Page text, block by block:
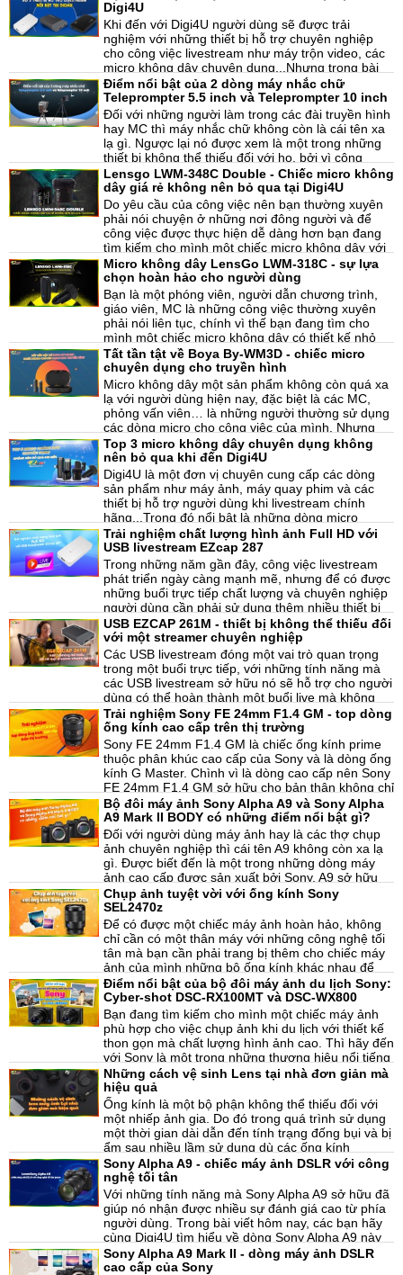
micro, capture video...ngoài những thiết bị trên còn
có bàn trộn hình ảnh, một trong những trợ thủ đắc
lực tại những buổi live chuyên nghiệp. Trong hôm
nay chúng tôi muốn giới thiệu đến người dùng
chiếc bàn trộn Feelworld livepro L1.
20-08-2021, 10:25 am
Digi4U
Khi đến với Digi4U người dùng sẽ được trải
nghiệm với những thiết bị hỗ trợ chuyên nghiệp
cho công việc livestream như máy trộn video, các
micro không dây chuyên dụng...Nhưng trong bài
viết hôm nay chúng ta sẽ tìm hiểu về USB
livestream một trong những thiết bị không thể thiếu
đối với các streamer chuyên nghiệp. Và bộ 3 sản
phẩm hàng đầu tại Digi4U có gì đặc biệt.
18-08-2021, 2:59 pm
Điểm nổi bật của 2 dòng máy nhắc chữ
Teleprompter 5.5 inch và Teleprompter 10 inch
Đối với những người làm trong các đài truyền hình
hay MC thì máy nhắc chữ không còn là cái tên xa
lạ gì. Ngược lại nó được xem là một trong những
thiết bị không thể thiếu đối với họ, bởi vì công
dụng của máy nhắc chữ không chỉ giúp họ không
nhất thiết bị học thuộc làu những văn bản và tiết
kiệm được thời gian cho bản thân. Nên trong bài
viết hôm nay, chúng ta sẽ cùng nhau tìm hiểu về
điểm nổi bật của 2 dòng máy nhắc chữ là
Teleprompter 5.5 inch và Teleprompter 10 inch
được sử dụng phổ biến hiện nay.
17-08-2021, 8:53 am
Lensgo LWM-348C Double - Chiếc micro không
dây giá rẻ không nên bỏ qua tại Digi4U
Do yêu cầu của công việc nên bạn thường xuyên
phải nói chuyện ở những nơi đông người và để
công việc được thực hiện dễ dàng hơn bạn đang
tìm kiếm cho mình một chiếc micro không dây với
mục đích hỗ trợ mình trong công việc. Nhưng đối
với thị trường micro ngày càng phát triển với nhiều
mẫu mã và thiết kế đa dạng như thế để lựa chọn
cho mình một chiếc micro không dây không phải là
một điều dễ dàng. Nên trong bài viết hôm nay
chúng tôi muốn chia sẻ đến các bạn một số điều
cần biết khi mua micro và bộ sản phẩm Lensgo
LWM-348C Double giá rẻ chất lượng.
13-08-2021, 11:14 am
Micro không dây LensGo LWM-318C - sự lựa
chọn hoàn hảo cho người dùng
Bạn là một phóng viên, người dẫn chương trình,
giáo viên, MC là những công việc thường xuyên
phải nói liên tục, chính vì thế bạn đang tìm cho
mình một chiếc micro không dây có thiết kế nhỏ
gọn và âm thanh phải đạt chất lượng tốt. Nhưng lại
không biết nên lựa chọn micro không như dây như
thế nào cho phù hợp. Đừng lo lắng trong bài viết
hôm nay, Digi4U sẽ giới thiệu đến các bạn chiếc
micro không dây LensGo LWM-318C có thể đáp
ứng được nhu cầu của người dùng.
12-08-2021, 5:25 pm
Tất tần tật về Boya By-WM3D - chiếc micro
chuyên dụng cho truyền hình
Micro không dây một sản phẩm không còn quá xa
lạ với người dùng hiện nay, đặc biệt là các MC,
phỏng vấn viên… là những người thường sử dụng
các dòng micro cho công việc của mình. Nhưng
với thị trường micro phát triển như hôm nay, để lựa
chọn cho mình một chiếc micro thích hợp không
phải là dễ dàng. Nên trong bài viết hôm nay, chúng
tôi muốn giới thiệu đến các bạn chiếc micro không
dây chuyên dụng Boya By-WM3D.dành cho công
việc về truyền hình.
10-08-2021, 9:36 am
Top 3 micro không dây chuyên dụng không
nên bỏ qua khi đến Digi4U
Digi4U là một đơn vị chuyên cung cấp các dòng
sản phẩm như máy ảnh, máy quay phim và các
thiết bị hỗ trợ người dùng khi livestream chính
hãng...Trong đó nổi bật là những dòng micro
chuyên dụng mà với nhiều mẫu mã và công nghệ
để đáp ứng được mọi nhu cầu của người dùng
hiện nay. Và trong bài viết hôm nay, chúng ta sẽ
cùng nhau tìm hiểu về bộ 3 micro không dây
chuyên dụng nên bỏ qua khi đến với Digi4U.
09-08-2021, 5:12 pm
Trải nghiệm chất lượng hình ảnh Full HD với
USB livestream EZcap 287
Trong những năm gần đây, công việc livestream
phát triển ngày càng mạnh mẽ, nhưng để có được
những buổi trực tiếp chất lượng và chuyên nghiệp
người dùng cần phải sử dụng thêm nhiều thiết bị
hỗ trợ cho công việc livestream. Nắm bắt được
vấn đề đó các nhà sản xuất đã cho ra mắt thị
trường với những thiết bị giúp nâng cao chất lượng
trực tiếp. Trong đó phổ biến nhất là bộ Capture
Video được sử dụng nhiều tại những buổi live.
Hôm nay, chúng ta sẽ cùng nhau tìm hiểu về USB
livestream EZCAP 281 một trong những sản phẩm
được người dùng đón nhận hiện nay.
05-08-2021, 4:09 pm
USB EZCAP 261M - thiết bị không thể thiếu đối
với một streamer chuyên nghiệp
Các USB livestream đóng một vai trò quan trọng
trong một buổi trực tiếp, với những tính năng mà
các USB livestream sở hữu nó sẽ hỗ trợ cho người
dùng có thể hoàn thành một buổi live mà không
gặp bất cứ vấn đề hay các tình trạng không ổn
định trong suốt quá trình làm việc. Bạn là một
streamer đang tìm kiếm cho mình một thiết bị hỗ
trợ thêm cho những buổi trực tiếp thì hãy đọc bài
viết này. Trong hôm nay, chúng ta sẽ cùng nhau
tìm hiểu về USB EZCAP 261M thiết bị chuyên
dụng không thể thiếu trong những buổi live.
06-07-2021, 3:33 pm
Trải nghiệm Sony FE 24mm F1.4 GM - top dòng
ống kính cao cấp trên thị trường
Sony FE 24mm F1.4 GM là chiếc ống kính prime
thuộc phân khúc cao cấp của Sony và là dòng ống
kính G Master. Chình vì là dòng cao cấp nên Sony
FE 24mm F1.4 GM sở hữu cho bản thân không chỉ
có một thiết kế hoàn chỉnh mà còn những tính
năng hỗ trợ chụp ảnh tuyệt vời mà chiếc ống kính
này sở hữu.
23-06-2021, 10:26 am
Bộ đôi máy ảnh Sony Alpha A9 và Sony Alpha
A9 Mark II BODY có những điểm nổi bật gì?
Đối với người dùng máy ảnh hay là các thợ chụp
ảnh chuyên nghiệp thì cái tên A9 không còn xa lạ
gì. Được biết đến là một trong những dòng máy
ảnh cao cấp được sản xuất bởi Sony, A9 sở hữu
cho mình những tính năng và công nghệ tối tân để
trở thành một dòng máy ảnh hàng đầu trên thị
trường hiện nay. Trong bài viết hôm nay, các bạn
hãy cùng Digi4U tìm hiểu về những đặc điểm của
bộ đôi máy ảnh Sony Alpha A9 và Sony Alpha A9
Mark II có điểm nổi bật gì.
19-06-2021, 12:53 pm
Chụp ảnh tuyệt vời với ống kính Sony
SEL2470z
Để có được một chiếc máy ảnh hoàn hảo, không
chỉ cần có một thân máy với những công nghệ tối
tân mà bạn cần phải trang bị thêm cho chiếc máy
ảnh của mình những bộ ống kính khác nhau để
chụp được những khung hình xa, gần và tạo ra
được những bức ảnh chất lượng. Chính vì thế hãy
đến với ống kính Sony có thể đáp ứng được nhu
cầu của bạn, với đa dạng các loại ống kính cho
người dùng lựa chọn. Trong bài viết hôm nay, hãy
cùng Digi4U tìm hiểu về chiếc ống kính Sony
SEL2470z có gì đặc biệt.
18-06-2021, 2:57 pm
Điểm nổi bật của bộ đôi máy ảnh du lịch Sony:
Cyber-shot DSC-RX100MT và DSC-WX800
Bạn đang tìm kiếm cho mình một chiếc máy ảnh
phù hợp cho việc chụp ảnh khi du lịch với thiết kế
thon gọn mà chất lượng hình ảnh cao. Thì hãy đến
với Sony là một trong những thương hiệu nổi tiếng
chuyên sản xuất về các dòng máy ảnh chuyên
dụng DSLR và máy ảnh du lịch Compact với đủ
loại thiết kế và giá thành cho bạn lựa chọn, những
sản phẩm của Sony được nhiều người dùng đón
nhận và đánh giá cao. Trong bài viết hôm nay,
chúng ta sẽ cùng nhau tìm hiểu về bộ đôi máy ảnh
du lịch của Sony là Cyber-shot DSC-RX100MT và
DSC-WX800 có những đặc điểm gì nổi bật nhé.
14-06-2021, 3:22 pm
Những cách vệ sinh Lens tại nhà đơn giản mà
hiệu quả
Ống kính là một bộ phận không thể thiếu đối với
một nhiếp ảnh gia. Do đó trong quá trình sử dụng
một thời gian dài dẫn đến tính trạng đống bụi và bị
ẩm sau nhiều lầm sử dụng dù các ống kính
thường có thiết kế chống bụi và ẩm. Đặc biệt là
các dấu vân tay trên mặt kính sẽ gây ảnh hưởng
chất lượng của hình ảnh khi chụp. Vì vậy các
nhiếp ảnh gia cần phải chú ý việc bảo quản và vệ
sinh các ống kính. Trong bài viết hôm nay, chúng
tôi muốn chia sẻ đến các bạn một số cách vệ sinh
đơn giản mà hiệu quả.
14-06-2021, 3:22 pm
Sony Alpha A9 - chiếc máy ảnh DSLR với công
nghệ tối tân
Với những tính năng mà Sony Alpha A9 sở hữu đã
giúp nó nhận được nhiều sự đánh giá cao từ phía
người dùng. Trong bài viết hôm nay, các bạn hãy
cùng Digi4U tìm hiểu về dòng Sony Alpha A9 này
có những điểm gì đặc biệt.
11-06-2021, 9:56 am
Sony Alpha A9 Mark II - dòng máy ảnh DSLR
cao cấp của Sony